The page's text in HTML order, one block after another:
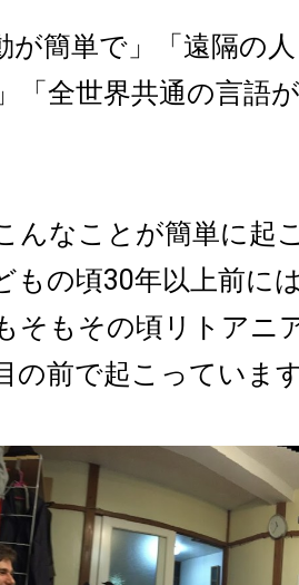
が簡単で」「遠隔の
「全世界共通の言語
んなことが簡単に起
もの頃30年以上前に
そもその頃リトアニ
の前で起こっていま